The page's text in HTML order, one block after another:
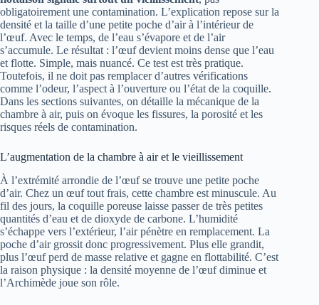
obligatoirement une contamination. L’explication repose sur la
densité et la taille d’une petite poche d’air à l’intérieur de
l’œuf. Avec le temps, de l’eau s’évapore et de l’air
s’accumule. Le résultat : l’œuf devient moins dense que l’eau
et flotte. Simple, mais nuancé. Ce test est très pratique.
Toutefois, il ne doit pas remplacer d’autres vérifications
comme l’odeur, l’aspect à l’ouverture ou l’état de la coquille.
Dans les sections suivantes, on détaille la mécanique de la
chambre à air, puis on évoque les fissures, la porosité et les
risques réels de contamination.
L’augmentation de la chambre à air et le vieillissement
À l’extrémité arrondie de l’œuf se trouve une petite poche
d’air. Chez un œuf tout frais, cette chambre est minuscule. Au
fil des jours, la coquille poreuse laisse passer de très petites
quantités d’eau et de dioxyde de carbone. L’humidité
s’échappe vers l’extérieur, l’air pénètre en remplacement. La
poche d’air grossit donc progressivement. Plus elle grandit,
plus l’œuf perd de masse relative et gagne en flottabilité. C’est
la raison physique : la densité moyenne de l’œuf diminue et
l’Archimède joue son rôle.